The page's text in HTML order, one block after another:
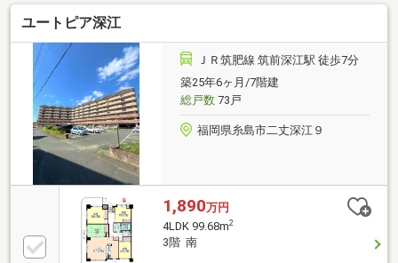
ユートピア深江
ＪＲ筑肥線 筑前深江駅 徒歩7分
築25年6ヶ月/7階建
総戸数73戸
福岡県糸島市二丈深江９
1,890万円
4LDK 99.68m2
3階 南